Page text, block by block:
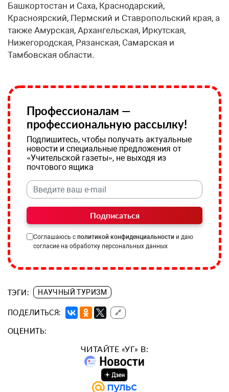
Башкортостан и Саха, Краснодарский,
Красноярский, Пермский и Ставропольский края, а
также Амурская, Архангельская, Иркутская,
Нижегородская, Рязанская, Самарская и
Тамбовская области.
Профессионалам —
профессиональную рассылку!
Подпишитесь, чтобы получать актуальные
новости и специальные предложения от
«Учительской газеты», не выходя из
почтового ящика
Подписаться
Соглашаюсь с политикой конфиденциальности и даю
согласие на обработку персональных данных
ТЭГИ: НАУЧНЫЙ ТУРИЗМ
ПОДЕЛИТЬСЯ: 🔗
ОЦЕНИТЬ:
ЧИТАЙТЕ «УГ» В: